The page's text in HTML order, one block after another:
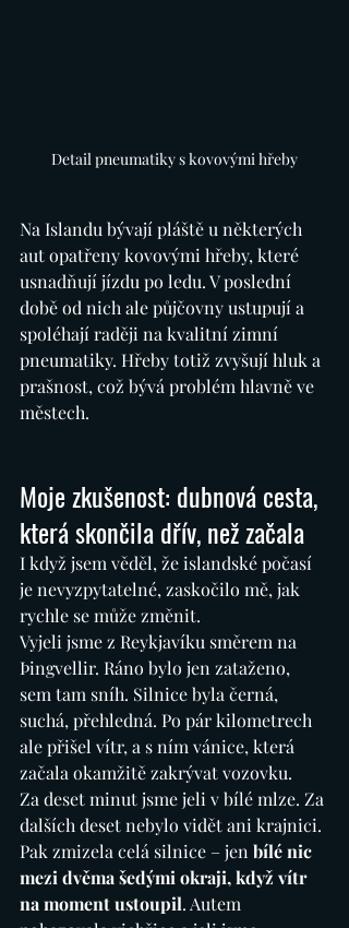
Detail pneumatiky s kovovými hřeby
Na Islandu bývají pláště u některých
aut opatřeny kovovými hřeby, které
usnadňují jízdu po ledu. V poslední
době od nich ale půjčovny ustupují a
spoléhají raději na kvalitní zimní
pneumatiky. Hřeby totiž zvyšují hluk a
prašnost, což bývá problém hlavně ve
městech.
Moje zkušenost: dubnová cesta,
která skončila dřív, než začala
I když jsem věděl, že islandské počasí
je nevyzpytatelné, zaskočilo mě, jak
rychle se může změnit.
Vyjeli jsme z Reykjavíku směrem na
Þingvellir. Ráno bylo jen zataženo,
sem tam sníh. Silnice byla černá,
suchá, přehledná. Po pár kilometrech
ale přišel vítr, a s ním vánice, která
začala okamžitě zakrývat vozovku.
Za deset minut jsme jeli v bílé mlze. Za
dalších deset nebylo vidět ani krajnici.
Pak zmizela celá silnice – jen bílé nic
mezi dvěma šedými okraji, když vítr
na moment ustoupil. Autem